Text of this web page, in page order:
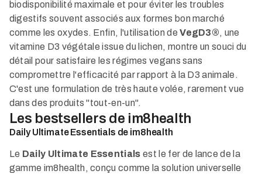
biodisponibilité maximale et pour éviter les troubles
digestifs souvent associés aux formes bon marché
comme les oxydes. Enfin, l'utilisation deVegD3®, une
vitamine D3 végétale issue du lichen, montre un souci du
détail pour satisfaire les régimes vegans sans
compromettre l'efficacité par rapport à la D3 animale.
C'est une formulation de très haute volée, rarement vue
dans des produits "tout-en-un".
Les bestsellers de im8health
Daily Ultimate Essentials de im8health
Le Daily Ultimate Essentials est le fer de lance de la
gamme im8health, conçu comme la solution universelle